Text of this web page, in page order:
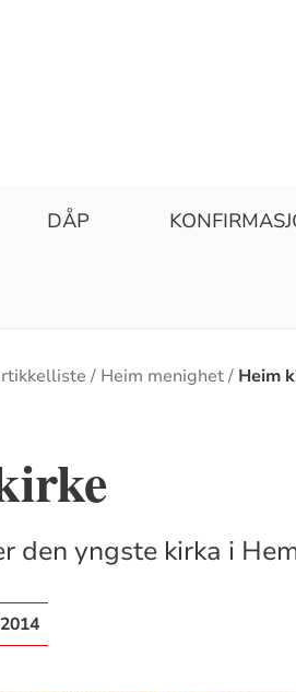
DÅP
Heim menighet Heim
den yngste kirka i